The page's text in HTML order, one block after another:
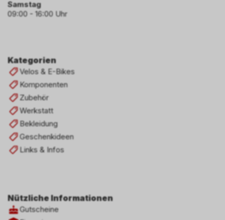
Kategorien
Velos & E-Bikes
Komponenten
Zubehör
Werkstatt
Bekleidung
Geschenkideen
Links & Infos
Nützliche Informationen
Gutscheine
Samstag
09:00 - 16:00 Uhr